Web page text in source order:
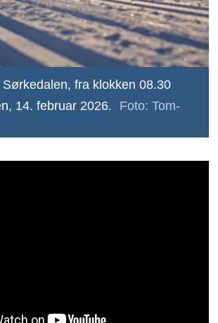
fra klokken 08.30
14. februar 2026.
Foto: Tom-